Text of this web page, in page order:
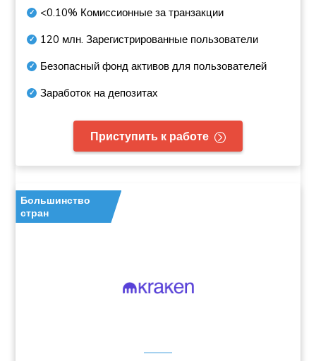
<0.10% Комиссионные за транзакции
120 млн. Зарегистрированные пользователи
Безопасный фонд активов для пользователей
Заработок на депозитах
Приступить к работе
Большинство
стран